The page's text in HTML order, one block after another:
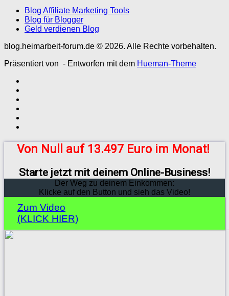
Blog Affiliate Marketing Tools
Blog für Blogger
Geld verdienen Blog
blog.heimarbeit-forum.de © 2026. Alle Rechte vorbehalten.
Präsentiert von - Entworfen mit dem Hueman-Theme
Von Null auf 13.497 Euro im Monat!
Starte jetzt mit deinem Online-Business!
Der Weg zu deinem Einkommen:
Klicke auf den Button und sieh das Video!
Zum Video
(KLICK HIER)